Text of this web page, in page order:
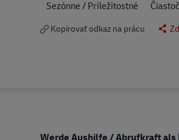
Sezónne / Príležitostné
Kopírovať odkaz na prácu
Werde Aushilfe / Abrufkraft